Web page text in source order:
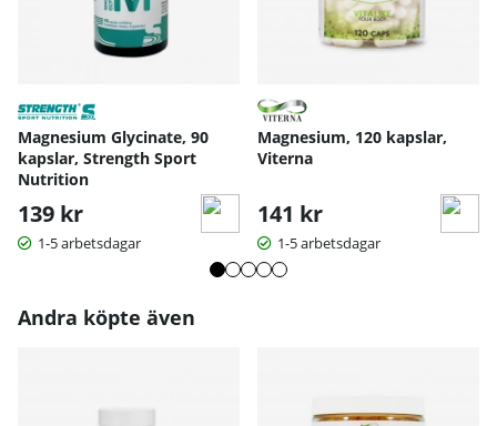
xt
ra
kt
)
2.5 mg 5 mg
*Rekommenderat dagligt intag
Magnesium Glycinate, 90
kapslar, Strength Sport
Nutrition
139 kr
1-5 arbetsdagar
Magnesium, 120 kapslar,
Viterna
141 kr
1-5 arbetsdagar
Andra köpte även